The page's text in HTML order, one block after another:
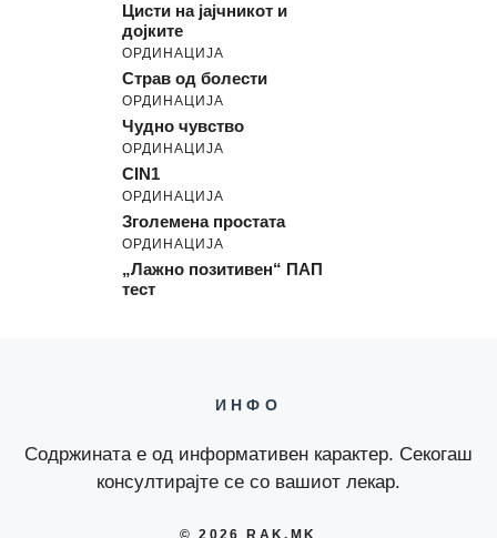
Цисти на јајчникот и
дојките
ОРДИНАЦИЈА
Страв од болести
ОРДИНАЦИЈА
Чудно чувство
ОРДИНАЦИЈА
CIN1
ОРДИНАЦИЈА
Зголемена простата
ОРДИНАЦИЈА
„Лажно позитивен“ ПАП
тест
ИНФО
Содржината е од информативен карактер. Секогаш
консултирајте се со вашиот лекар.
© 2026 RAK.MK